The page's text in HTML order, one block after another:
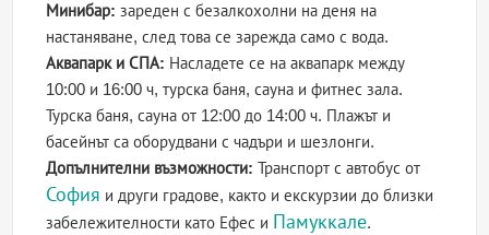
Минибар: зареден с безалкохолни на деня на
настаняване, след това се зарежда само с вода.
Аквапарк и СПА: Насладете се на аквапарк между
10:00 и 16:00 ч, турска баня, сауна и фитнес зала.
Турска баня, сауна от 12:00 до 14:00 ч. Плажът и
басейнът са оборудвани с чадъри и шезлонги.
Допълнителни възможности: Транспорт с автобус от
София и други градове, както и екскурзии до близки
забележителности като Ефес и Памуккале.